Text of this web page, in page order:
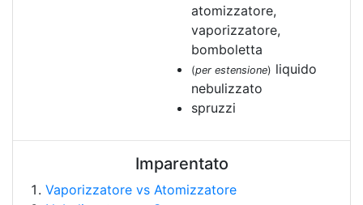
atomizzatore,
vaporizzatore,
bomboletta
(per estensione) liquido
nebulizzato
spruzzi
Imparentato
Vaporizzatore vs Atomizzatore